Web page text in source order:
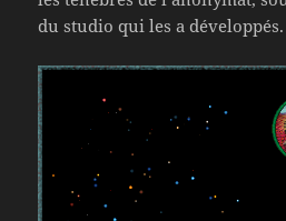
du studio qui les a développés.